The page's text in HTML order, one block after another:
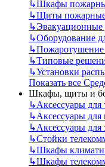
↳Шкафы
↳Щиты
↳Эвакуационные
↳Оборудование
↳
↳Типовые
↳Установки
Показать все
Шкафы, щиты и
↳Аксессуары
↳Аксессуары
↳Аксессуары для
↳Стойки
↳Шкафы
↳Шкафы